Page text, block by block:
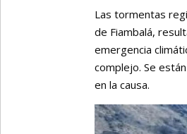
Las tormentas
de Fiambalá,
emergencia
complejo. Se
en la causa.